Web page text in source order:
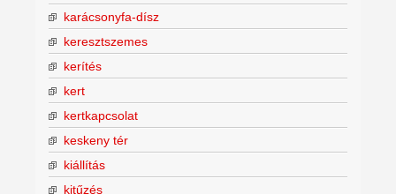
karácsonyfa-dísz
keresztszemes
kerítés
kert
kertkapcsolat
keskeny tér
kiállítás
kitűzés